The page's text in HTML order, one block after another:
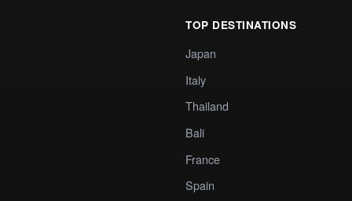
TOP DESTINATIONS
Japan
Italy
Thailand
Bali
France
Spain